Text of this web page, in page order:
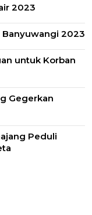
2023
Banyuwangi 2023
untuk Korban
Gegerkan
Peduli